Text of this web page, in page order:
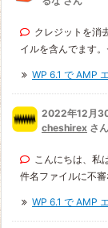
クレジットを消
イルを含んでます
WP 6.1 で AMP
2022年12月
cheshirex さん
こんにちは、私
件名ファイルに不
WP 6.1 で AMP